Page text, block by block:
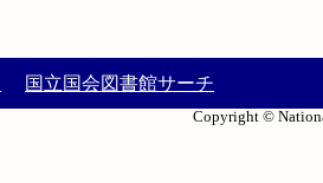
国立国会図書館サーチ
Copyright ©